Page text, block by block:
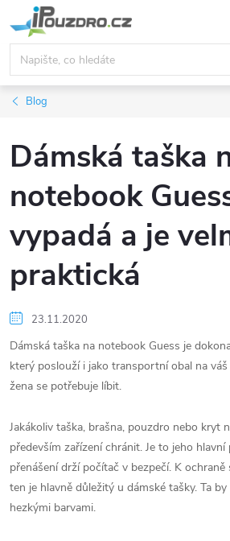
na
obsah
Blog
Dámská taška
notebook
vypadá a je
praktická
23.11.2020
Dámská taška na notebook Guess je
který poslouží i jako transportní obal na
žena se potřebuje líbit.
Jakákoliv taška, brašna, pouzdro nebo kryt
především zařízení chránit. Je to jeho
přenášení drží počítač v bezpečí. K ochraně
ten je hlavně důležitý u dámské tašky. Ta
hezkými barvami.